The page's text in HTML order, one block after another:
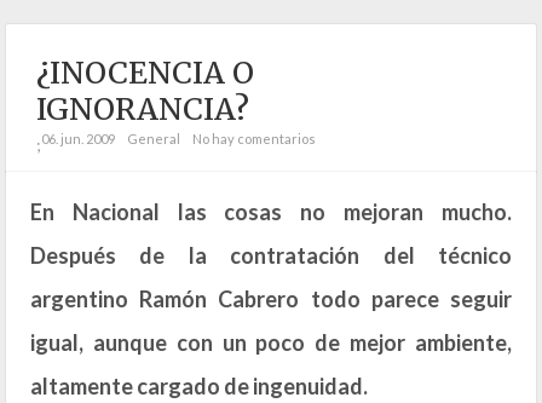
¿INOCENCIA O
IGNORANCIA?
;06. jun. 2009 General No hay comentarios
En Nacional las cosas no mejoran mucho.
Después de la contratación del técnico
argentino Ramón Cabrero todo parece seguir
igual, aunque con un poco de mejor ambiente,
altamente cargado de ingenuidad.